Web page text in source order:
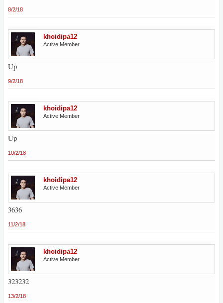
8/2/18
khoidipa12
Active Member
Up
9/2/18
khoidipa12
Active Member
Up
10/2/18
khoidipa12
Active Member
3636
11/2/18
khoidipa12
Active Member
323232
13/2/18